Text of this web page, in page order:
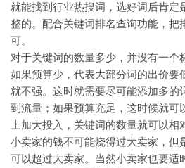
就能找到行业热搜词，选好词后肯定
整的。配合关键词排名查询功能，把
可。
对于关键词的数量多少，并没有一个
如果预算少，代表大部分词的出价要
就不强。这时就需要尽可能添加多的
到流量；如果预算充足，这时候就可
上加大投入，关键词的数量就可以相
小卖家的钱不可能烧得过大卖家，但
可以超过大卖家。当然小卖家也要适